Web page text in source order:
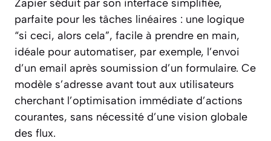
Zapier séduit par son interface simplifiée,
parfaite pour les tâches linéaires : une logique
“si ceci, alors cela”, facile à prendre en main,
idéale pour automatiser, par exemple, l’envoi
d’un email après soumission d’un formulaire. Ce
modèle s’adresse avant tout aux utilisateurs
cherchant l’optimisation immédiate d’actions
courantes, sans nécessité d’une vision globale
des flux.